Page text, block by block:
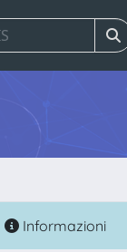
Informazioni